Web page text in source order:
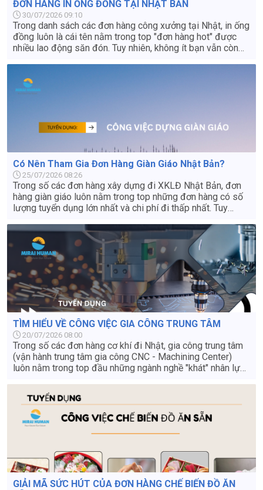
ĐƠN HÀNG IN ỐNG ĐỒNG TẠI NHẬT BẢN
30/07/2026 09:10
Trong danh sách các đơn hàng công xưởng tại Nhật, in ống
đồng luôn là cái tên nằm trong top "đơn hàng hot" được
nhiều lao động săn đón. Tuy nhiên, không ít bạn vẫn còn
đây sẽ giải đáp chi tiết tất cả góc khuất và thực tế công
việc in ống đồng tại Nhật Bản giúp bạn đưa ra quyết định
Có Nên Tham Gia Đơn Hàng Giàn Giáo Nhật Bản?
25/07/2026 08:26
Trong số các đơn hàng xây dựng đi XKLĐ Nhật Bản, đơn
hàng giàn giáo luôn nằm trong top những đơn hàng có số
lượng tuyển dụng lớn nhất và chi phí đi thấp nhất. Tuy
nặng lương thấp". Liệu thực tế có phải như vậy? Có nên đi
đơn hàng giàn giáo Nhật Bản không? Hãy cùng tìm hiểu chi
tiết từ mức lương, chế độ đãi ngộ đến điều kiện thực tế
qua bài viết dưới đây.
TÌM HIỂU VỀ CÔNG VIỆC GIA CÔNG TRUNG TÂM
20/07/2026 08:00
Trong số các đơn hàng cơ khí đi Nhật, gia công trung tâm
(vận hành trung tâm gia công CNC - Machining Center)
luôn nằm trong top đầu những ngành nghề "khát" nhân lực
lao động Việt Nam nhờ mức thu nhập hấp dẫn, môi trường
làm việc sạch sẽ, không tốn sức lực và cơ hội phát triển
nghề nghiệp vượt trội sau khi về nước. Vậy công việc gia
công trung tâm ở Nhật Bản cụ thể là làm gì? Điều kiện
tuyển dụng và mức lương thực tế ra sao? Hãy cùng tìm
GIẢI MÃ SỨC HÚT CỦA ĐƠN HÀNG CHẾ BIẾN ĐỒ ĂN